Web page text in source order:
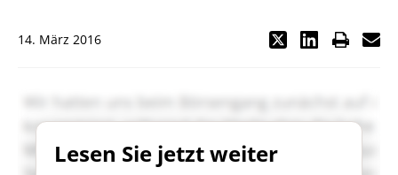
14. März 2016
Lesen Sie jetzt weiter